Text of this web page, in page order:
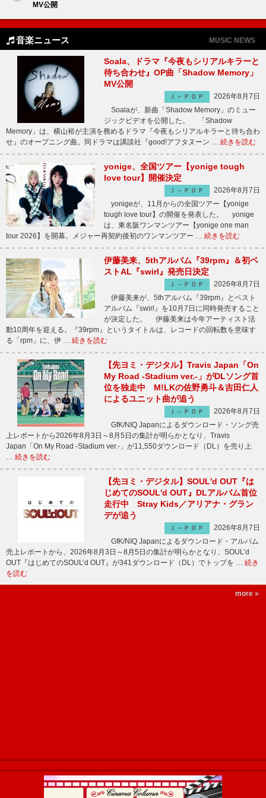
MV公開
音楽ニュース MUSIC NEWS
Soala、ドラマ『今夜もシリアルキラーと
待ち合わせ』OP曲「Shadow Memory」
MV公開
Ｊ－ＰＯＰ
2026年8月7日
Soalaが、新曲「Shadow Memory」のミュー
ジックビデオを公開した。 「Shadow
Memory」は、横山裕が主演を務めるドラマ『今夜もシリアルキラーと待ち合わ
せ』のオープニング曲。同ドラマは講談社『good!アフタヌーン … 続きを読む
yonige、全国ツアー【yonige tough
love tour】開催決定
Ｊ－ＰＯＰ
2026年8月7日
yonigeが、11月からの全国ツアー【yonige
tough love tour】の開催を発表した。 yonige
は、東名阪ワンマンツアー【yonige one man
tour 2026】を開幕。メジャー再契約後初のワンマンツアー … 続きを読む
伊藤美来、5thアルバム『39rpm』＆初ベ
ストAL『swirl』発売日決定
Ｊ－ＰＯＰ
2026年8月7日
伊藤美来が、5thアルバム『39rpm』とベスト
アルバム『swirl』を10月7日に同時発売すること
が決定した。 伊藤美来は今年アーティスト活
動10周年を迎える。『39rpm』というタイトルは、レコードの回転数を意味す
る「rpm」に、伊 … 続きを読む
【先ヨミ・デジタル】Travis Japan「On
My Road -Stadium ver.-」がDLソング首
位を独走中 M!LKの佐野勇斗＆吉田仁人
によるユニット曲が追う
Ｊ－ＰＯＰ
2026年8月7日
GfK/NIQ Japanによるダウンロード・ソング売
上レポートから2026年8月3日～8月5日の集計が明らかとなり、Travis
Japan「On My Road -Stadium ver.-」が11,550ダウンロード（DL）を売り上
… 続きを読む
【先ヨミ・デジタル】SOUL'd OUT『は
じめてのSOUL'd OUT』DLアルバム首位
走行中 Stray Kids／アリアナ・グラン
デが追う
Ｊ－ＰＯＰ
2026年8月7日
GfK/NIQ Japanによるダウンロード・アルバム
売上レポートから、2026年8月3日～8月5日の集計が明らかとなり、SOUL’d
OUT『はじめてのSOUL’d OUT』が341ダウンロード（DL）でトップを … 続き
を読む
more »